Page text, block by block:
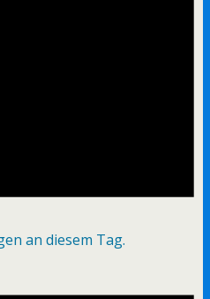
an diesem Tag.